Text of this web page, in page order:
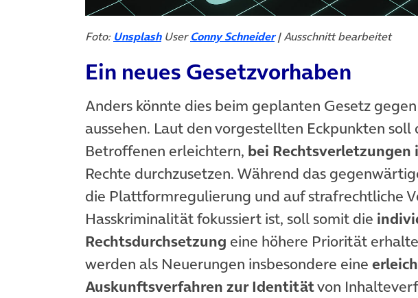
Foto: Unsplash(öffnet in neuem Tab)
UserConny Schneider| Ausschnitt bearbeitet
Ein neues Gesetzvorhaben
Anders könnte dies beim geplanten Gesetz
aussehen. Laut den vorgestellten Eckpunkten soll
Betroffenen erleichtern, bei Rechtsverletzungen
Rechte durchzusetzen. Während das
die Plattformregulierung und auf strafrechtliche
Hasskriminalität fokussiert ist, soll somit die
Rechtsdurchsetzung eine höhere Priorität
werden als Neuerungen insbesondere eine
Auskunftsverfahren zur Identitätvon